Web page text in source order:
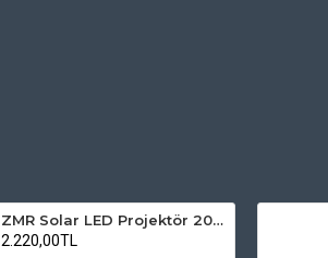
ZMR Solar LED Projektör 200W 6500K Beyaz Işık Dış Mekan Projektör
2.220,00TL